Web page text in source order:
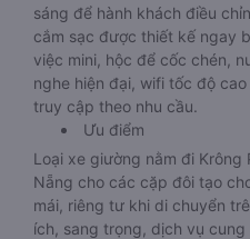
sáng để hành khách điều
cắm sạc được thiết kế ngay
việc mini, hộc để cốc chén,
nghe hiện đại, wifi tốc độ
truy cập theo nhu cầu.
Ưu điểm
Loại xe giường nằm đi
Nẵng cho các cặp đôi tạo
mái, riêng tư khi di chuyển
ích, sang trọng, dịch vụ